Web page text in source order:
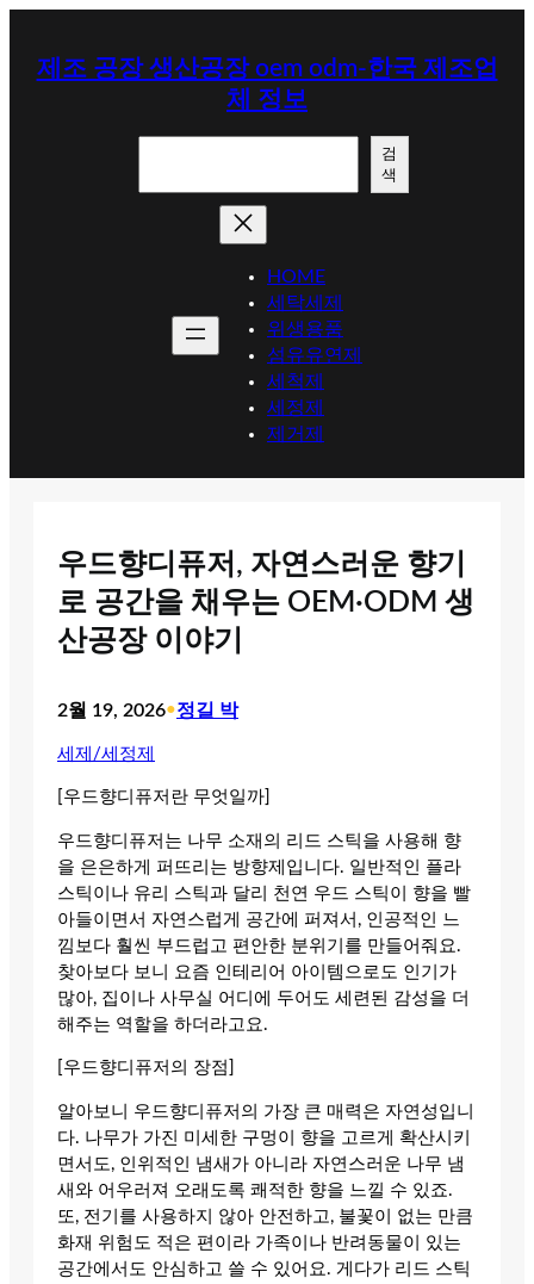
제조 공장 생산공장 oem odm-한국 제조업
체 정보
검
색
HOME
세탁세제
위생용품
섬유유연제
세척제
세정제
제거제
우드향디퓨저, 자연스러운 향기
로 공간을 채우는 OEM·ODM 생
산공장 이야기
2월 19, 2026•정길 박
세제/세정제
[우드향디퓨저란 무엇일까]
우드향디퓨저는 나무 소재의 리드 스틱을 사용해 향
을 은은하게 퍼뜨리는 방향제입니다. 일반적인 플라
스틱이나 유리 스틱과 달리 천연 우드 스틱이 향을 빨
아들이면서 자연스럽게 공간에 퍼져서, 인공적인 느
낌보다 훨씬 부드럽고 편안한 분위기를 만들어줘요.
찾아보다 보니 요즘 인테리어 아이템으로도 인기가
많아, 집이나 사무실 어디에 두어도 세련된 감성을 더
해주는 역할을 하더라고요.
[우드향디퓨저의 장점]
알아보니 우드향디퓨저의 가장 큰 매력은 자연성입니
다. 나무가 가진 미세한 구멍이 향을 고르게 확산시키
면서도, 인위적인 냄새가 아니라 자연스러운 나무 냄
새와 어우러져 오래도록 쾌적한 향을 느낄 수 있죠.
또, 전기를 사용하지 않아 안전하고, 불꽃이 없는 만큼
화재 위험도 적은 편이라 가족이나 반려동물이 있는
공간에서도 안심하고 쓸 수 있어요. 게다가 리드 스틱